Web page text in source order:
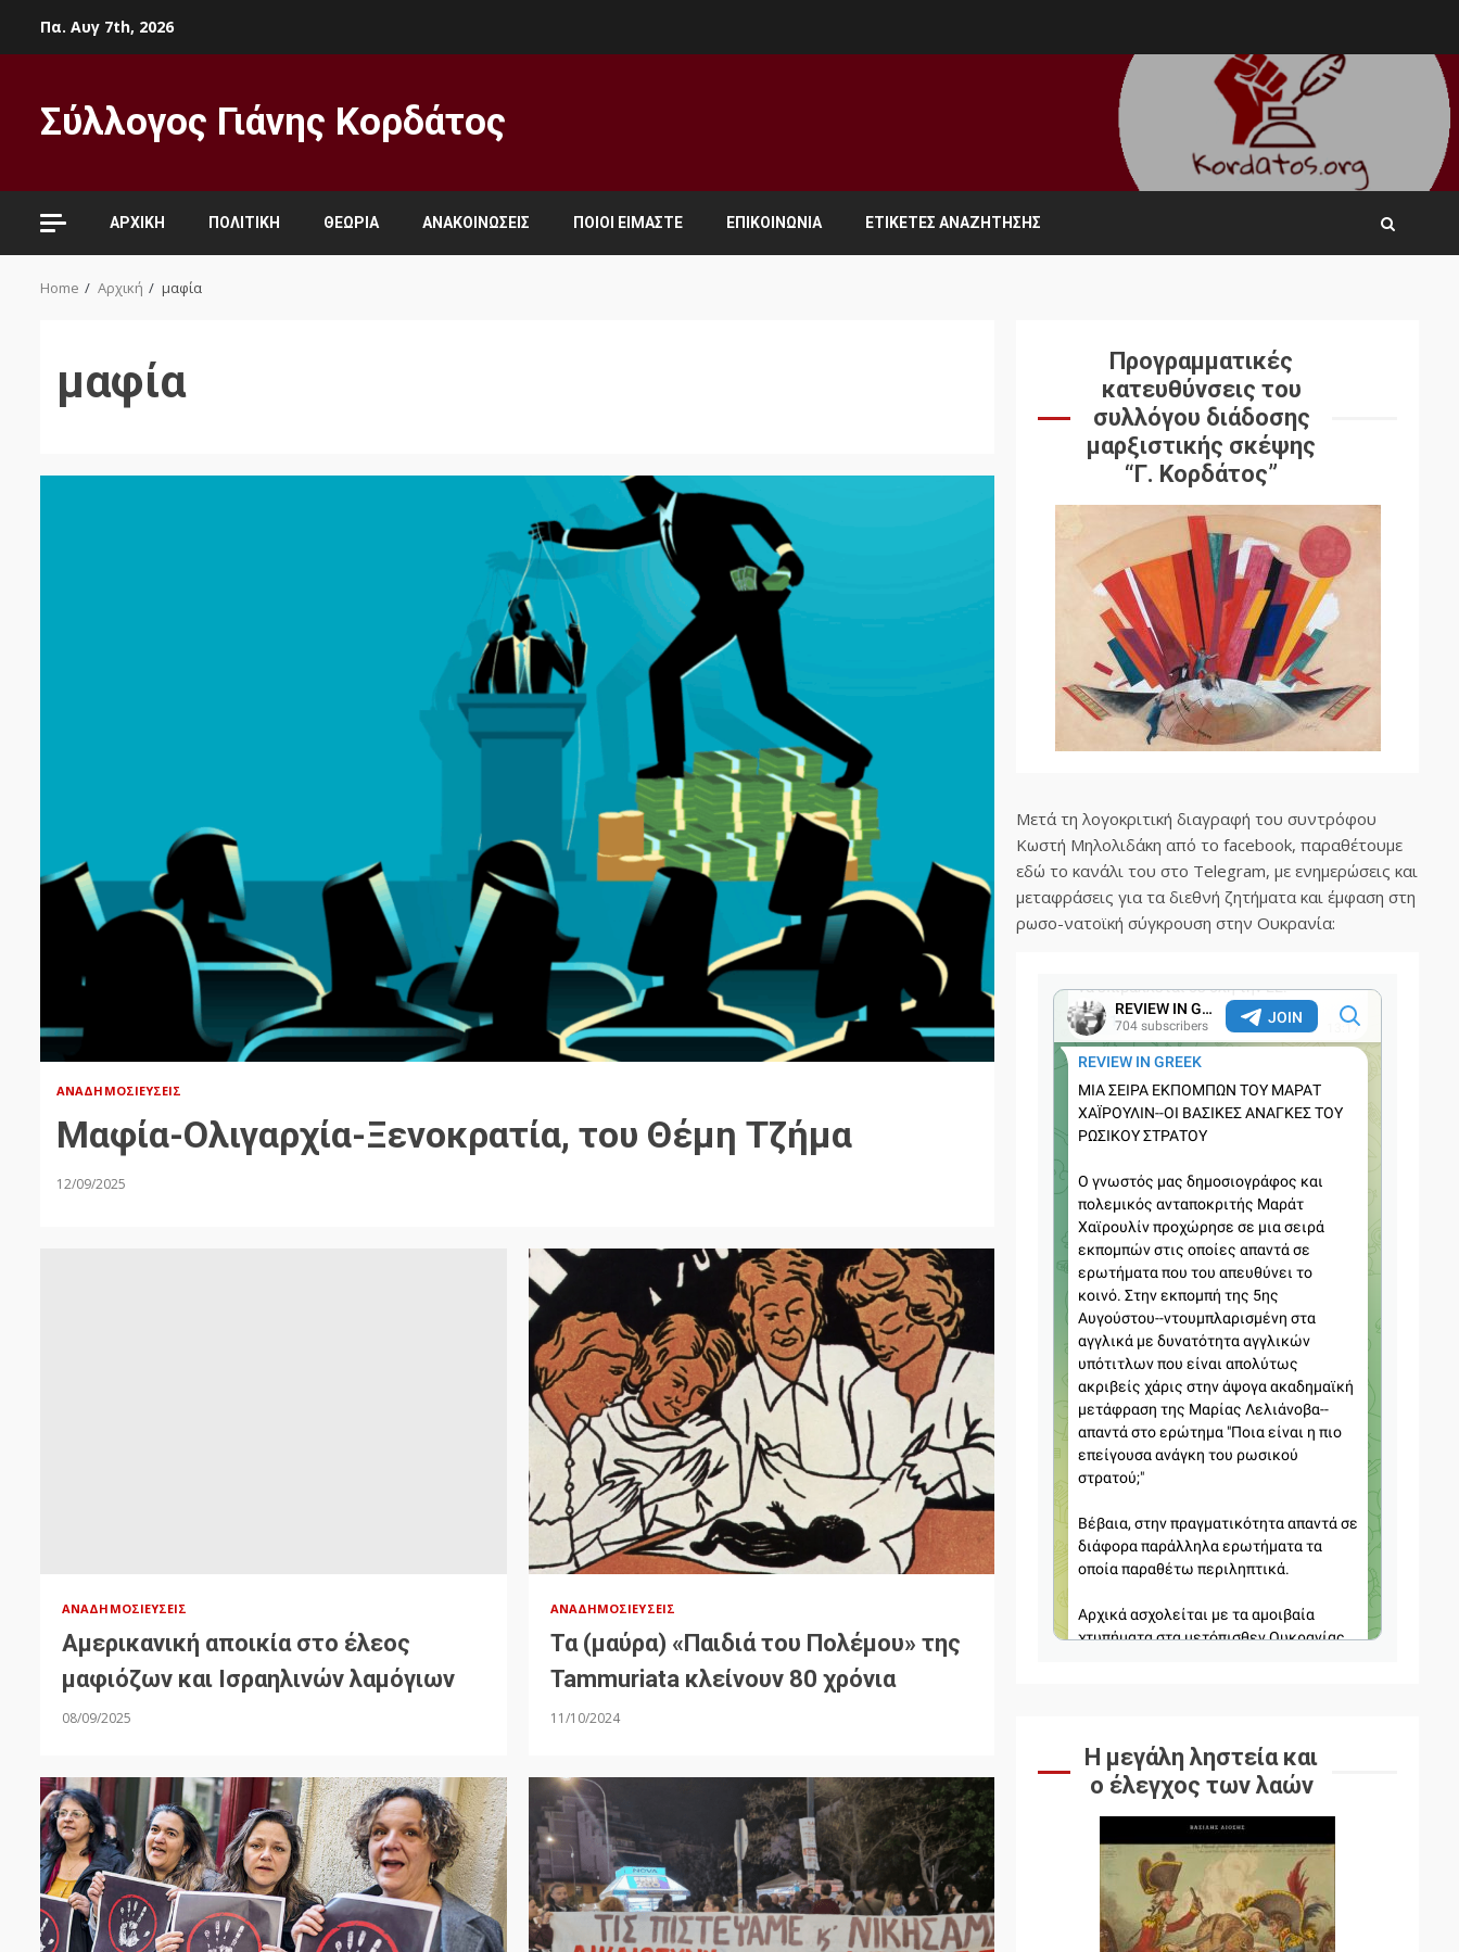
Πα. Αυγ 7th, 2026
Σύλλογος Γιάνης Κορδάτος
ΑΡΧΙΚΉ ΠΟΛΙΤΙΚΉ ΘΕΩΡΊΑ ΑΝΑΚΟΙΝΏΣΕΙΣ ΠΟΙΟΙ ΕΊΜΑΣΤΕ ΕΠΙΚΟΙΝΩΝΊΑ ΕΤΙΚΈΤΕΣ ΑΝΑΖΉΤΗΣΗΣ
Home Αρχική μαφία
μαφία
ΑΝΑΔΗΜΟΣΙΕΎΣΕΙΣ
Μαφία-Ολιγαρχία-Ξενοκρατία, του Θέμη Τζήμα
12/09/2025
ΑΝΑΔΗΜΟΣΙΕΎΣΕΙΣ
Αμερικανική αποικία στο έλεος
μαφιόζων και Ισραηλινών λαμόγιων
08/09/2025
ΑΝΑΔΗΜΟΣΙΕΎΣΕΙΣ
Τα (μαύρα) «Παιδιά του Πολέμου» της
Tammuriata κλείνουν 80 χρόνια
11/10/2024
Προγραμματικές
κατευθύνσεις του
συλλόγου διάδοσης
μαρξιστικής σκέψης
“Γ. Κορδάτος”
Μετά τη λογοκριτική διαγραφή του συντρόφου
Κωστή Μηλολιδάκη από το facebook, παραθέτουμε
εδώ το κανάλι του στο Telegram, με ενημερώσεις και
μεταφράσεις για τα διεθνή ζητήματα και έμφαση στη
ρωσο-νατοϊκή σύγκρουση στην Ουκρανία:
Η μεγάλη ληστεία και
ο έλεγχος των λαών